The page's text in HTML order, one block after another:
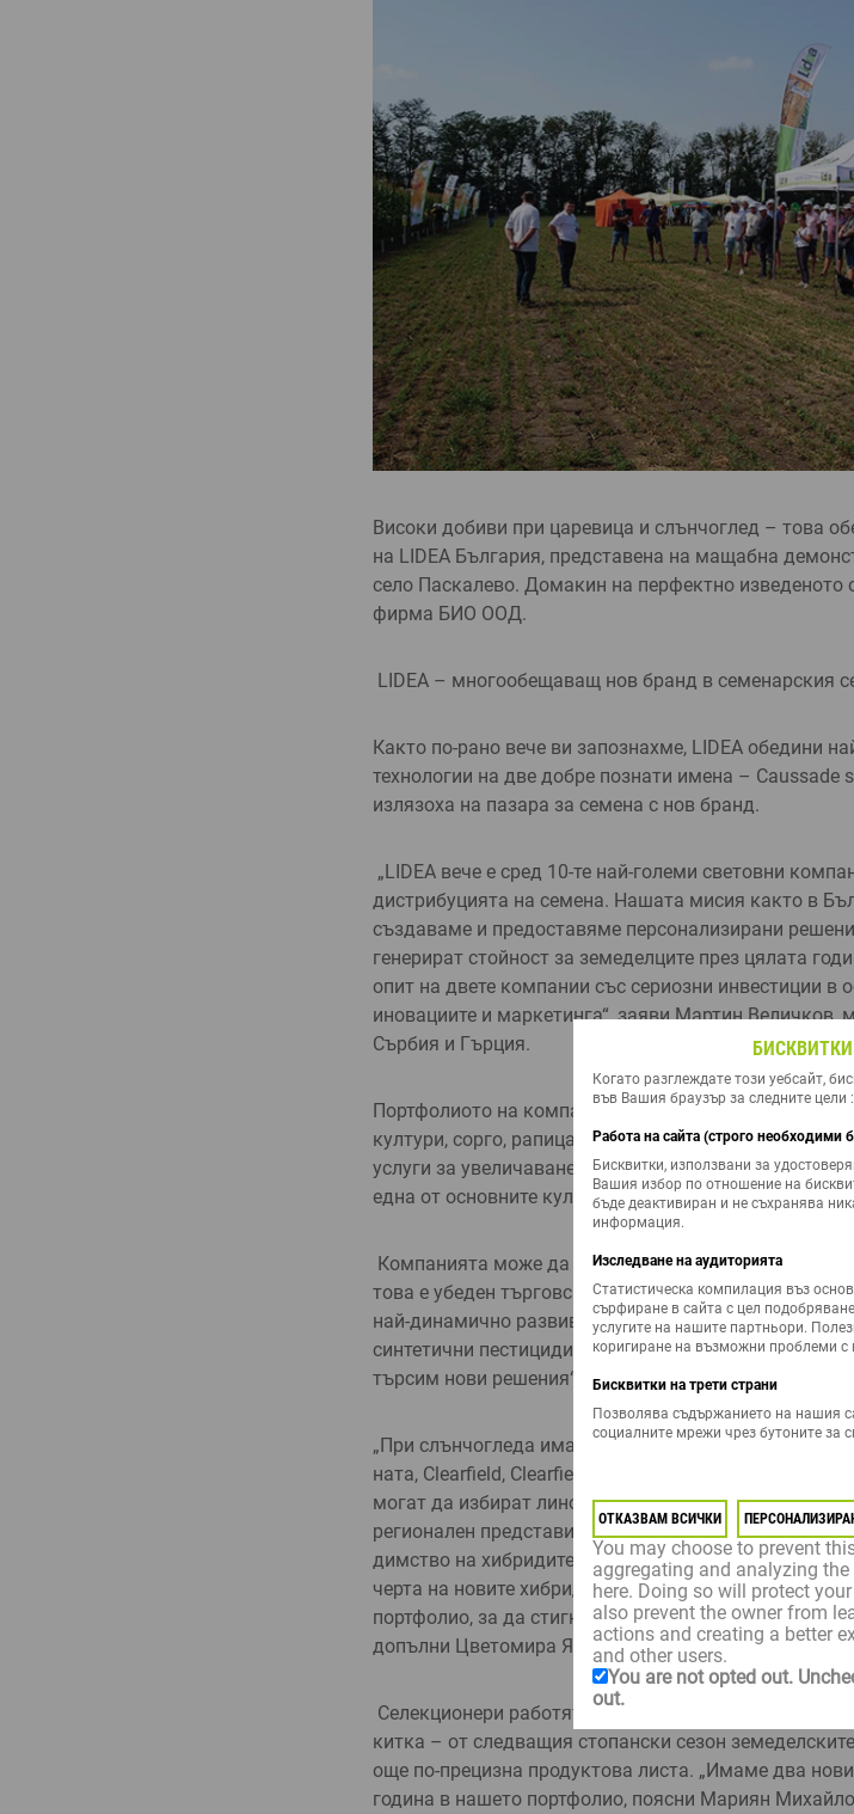
Високи добиви при ца­ревица и слънчоглед – това
на LIDEA България, пред­ставена на мащабна
село Паскалево. Домакин на перфектно
фирма БИО ООД.
LIDEA – многообещаващ нов бранд в семенарския
Както по-рано вече ви запознахме, LIDEA обе­дини
технологии на две добре познати имена – Caussade
излязоха на пазара за семена с нов бранд.
„LIDEA вече е сред 10-те най-големи световни
дистрибуцията на семена. Нашата мисия както в
създа­ваме и предоставяме пер­сонализирани
генерират стойност за земеделците през цялата
опит на двете компании със сери­озни инвестиции в
иновациите и маркетинга“, заяви Мартин
Сърбия и Гърция.
Портфолиото на компа­нията включва сортове и
култури, сорго, рапица, соя, покривни, бо­бови и
услуги за увеличаване на добивите. Амбицията на
една от основните култури.
Компанията може да предложи различни реше­ния
това е убеден търговският ме­ниджър Димитър
най-динамич­но развиващата се компа­ния на
синтетични пестициди, 50% по-малко синтетични
търсим нови решения“, подчерта мениджърът.
„При слънчогледа имаме хибриди във всич­ки
ната, Clearfield, Clearfield Plus и Express устойчиви
мо­гат да избират линолови и високоолеинови
регионален представител на LIDEA за Стара
димство на хибридите на LIDEA – тяхната
черта на нови­те хибриди, тъй като пара­зитът е
портфолио, за да стигнем до всеки земеделец и да
допълни Цвето­мира Янулова.
Селекционери работят в посока извеждането на
китка – от следващия стопански се­зон
още по-прецизна продуктова листа. „Имаме два
го­дина в нашето портфолио, поясни Мариян
БИСКВИТКИ
Когато разглеждате този уебсайт,
във Вашия браузър за следните цели :
Работа на сайта (строго необходими
Бисквитки, използвани за
Вашия избор по отношение на
бъде деактивиран и не съхранява
информация.
Изследване на аудиторията
Статистическа компилация въз
сърфиране в сайта с цел
услугите на нашите партньори.
коригиране на възможни проблеми с
Бисквитки на трети страни
Позволява съдържанието на нашия
социалните мрежи чрез бутоните за
ОТКАЗВАМ ВСИЧКИ
You may choose to prevent
aggregating and analyzing
here. Doing so will protect
also prevent the owner from
actions and creating a better
and other users.
You are not opted out.
out.